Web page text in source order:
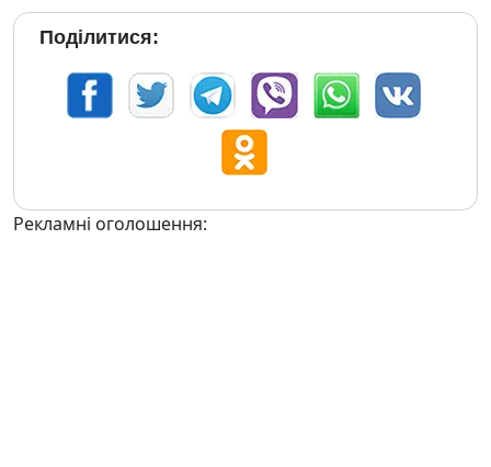
Поділитися:
Рекламні оголошення: